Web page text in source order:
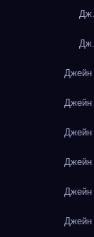
Джейн
Джейн
Джейн
Джейн
Джейн
Джейн